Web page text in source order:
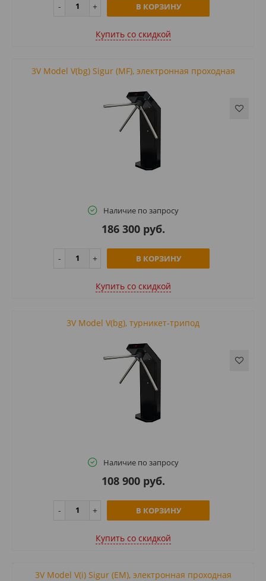
В КОРЗИНУ
Купить cо скидкой
3V Model V(bg) Sigur (MF), электронная проходная
Наличие по запросу
186 300 руб.
В КОРЗИНУ
Купить cо скидкой
3V Model V(bg), турникет-трипод
Наличие по запросу
108 900 руб.
В КОРЗИНУ
Купить cо скидкой
3V Model V(i) Sigur (EM), электронная проходная